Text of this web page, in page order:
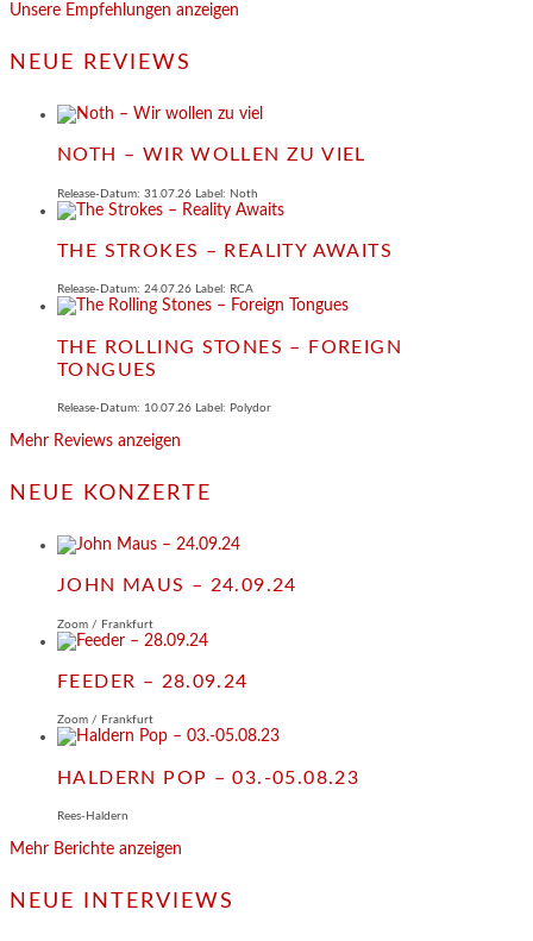
Unsere Empfehlungen anzeigen
NEUE REVIEWS
NOTH – WIR WOLLEN ZU VIEL
Release-Datum: 31.07.26 Label: Noth
THE STROKES – REALITY AWAITS
Release-Datum: 24.07.26 Label: RCA
THE ROLLING STONES – FOREIGN
TONGUES
Release-Datum: 10.07.26 Label: Polydor
Mehr Reviews anzeigen
NEUE KONZERTE
JOHN MAUS – 24.09.24
Zoom / Frankfurt
FEEDER – 28.09.24
Zoom / Frankfurt
HALDERN POP – 03.-05.08.23
Rees-Haldern
Mehr Berichte anzeigen
NEUE INTERVIEWS